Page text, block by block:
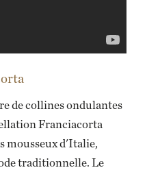
de collines ondulantes
Franciacorta
mousseux d'Italie,
traditionnelle. Le